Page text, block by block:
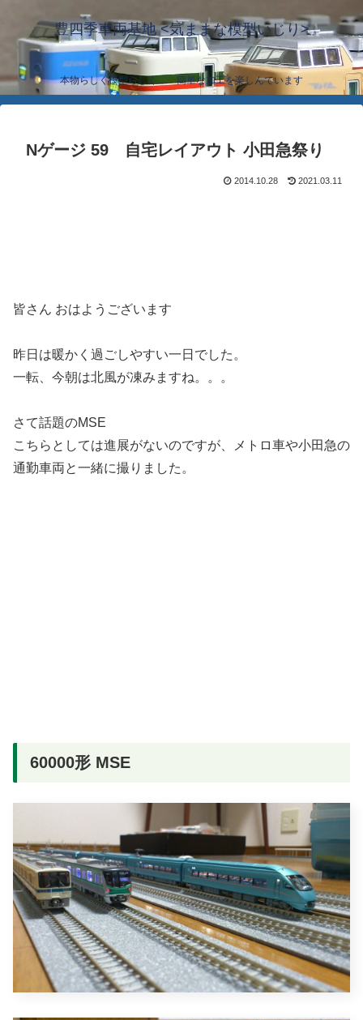
豊四季車両基地 <気ままな模型いじり>
本物らしく模型らしく… 簡単な加工を楽しんでいます
Nゲージ 59 自宅レイアウト 小田急祭り
2014.10.28 2021.03.11
皆さん おはようございます
昨日は暖かく過ごしやすい一日でした。
一転、今朝は北風が凍みますね。。。
さて話題のMSE
こちらとしては進展がないのですが、メトロ車や小田急の
通勤車両と一緒に撮りました。
60000形 MSE